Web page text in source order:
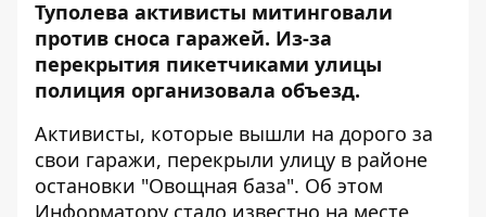
Туполева активисты митинговали
против сноса гаражей. Из-за
перекрытия пикетчиками улицы
полиция организовала объезд.
Активисты, которые вышли на дорого за
свои гаражи, перекрыли улицу в районе
остановки "Овощная база". Об этом
Информатору стало известно на месте